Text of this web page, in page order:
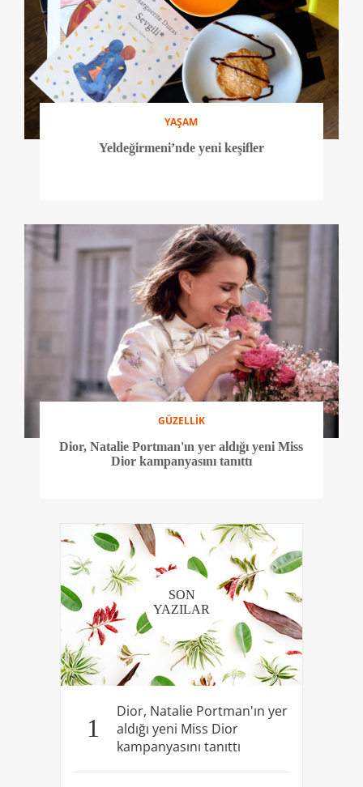
YAŞAM
Yeldeğirmeni’nde yeni keşifler
GÜZELLİK
Dior, Natalie Portman'ın yer aldığı yeni Miss
Dior kampanyasını tanıttı
SON
YAZILAR
1
Dior, Natalie Portman'ın yer
aldığı yeni Miss Dior
kampanyasını tanıttı